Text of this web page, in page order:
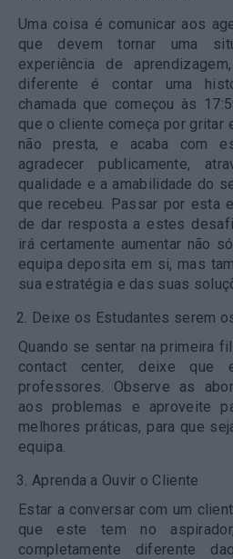
Uma coisa é comunicar aos
que devem tornar uma
experiência de
diferente é contar uma
chamada que começou às
que o cliente começa por gritar
não presta, e acaba com
agradecer publicamente,
qualidade e a amabilidade do
que recebeu. Passar por esta
de dar resposta a estes
irá certamente aumentar não
equipa deposita em si, mas
sua estratégia e das suas
Deixe os Estudantes serem
Quando se sentar na primeira
contact center, deixe
professores. Observe as
aos problemas e aproveite
melhores práticas, para que
equipa.
Aprenda a Ouvir o Cliente
Estar a conversar com um
que este tem no
completamente diferente